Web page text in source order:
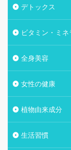
デトックス
ビタミン・ミネ
全身美容
女性の健康
植物由来成分
生活習慣